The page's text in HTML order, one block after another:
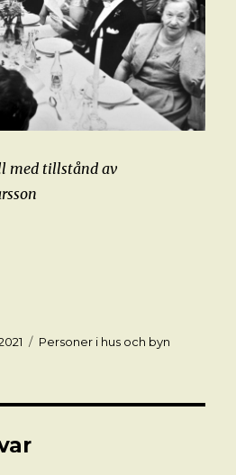
med tillstånd av
Kategorier
Personer i hus och byn